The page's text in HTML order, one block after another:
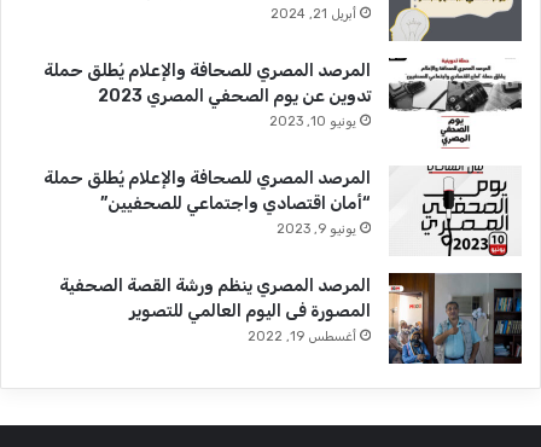
أبريل 21, 2024
المرصد المصري للصحافة والإعلام يُطلق حملة
تدوين عن يوم الصحفي المصري 2023
يونيو 10, 2023
المرصد المصري للصحافة والإعلام يُطلق حملة
“أمان اقتصادي واجتماعي للصحفيين”
يونيو 9, 2023
المرصد المصري ينظم ورشة القصة الصحفية
المصورة فى اليوم العالمي للتصوير
أغسطس 19, 2022